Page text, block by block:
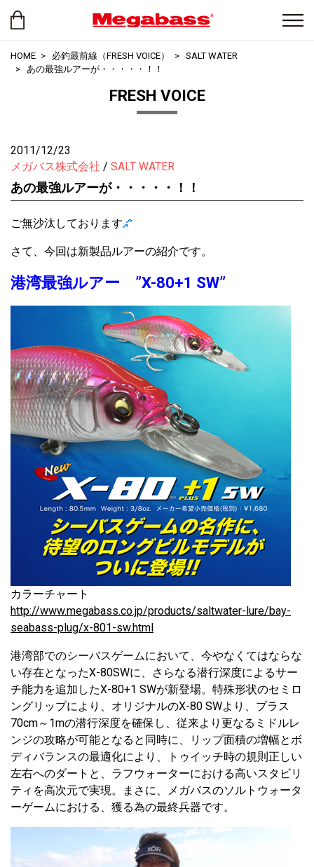
HOME 必釣最前線（FRESH VOICE）
SALT WATER
あの最強ルアーが・・・・・！！
FRESH VOICE
2011/12/23
メガバス株式会社
SALT WATER
あの最強ルアーが・・・・・！！
ご無沙汰しております
さて、今回は新製品ルアーの紹介です。
港湾最強ルアー ”X-80+1 SW”
カラーチャート
http://www.megabass.co.jp/products/saltwater-lure/bay-
seabass-plug/x-801-sw.html
港湾部でのシーバスゲームにおいて、今やなくてはならな
い存在となったX-80SWに、さらなる潜行深度によるサー
チ能力を追加したX-80+1 SWが新登場。特殊形状のセミロ
ングリップにより、オリジナルのX-80 SWより、プラス
70cm～1mの潜行深度を確保し、従来より更なるミドルレ
ンジの攻略が可能となると同時に、リップ面積の増幅とボ
ディバランスの最適化により、トゥイッチ時の規則正しい
左右へのダートと、ラフウォーターにおける高いスタビリ
ティを高次元で実現。まさに、メガバスのソルトウォータ
ーゲームにおける、獲る為の最終兵器です。